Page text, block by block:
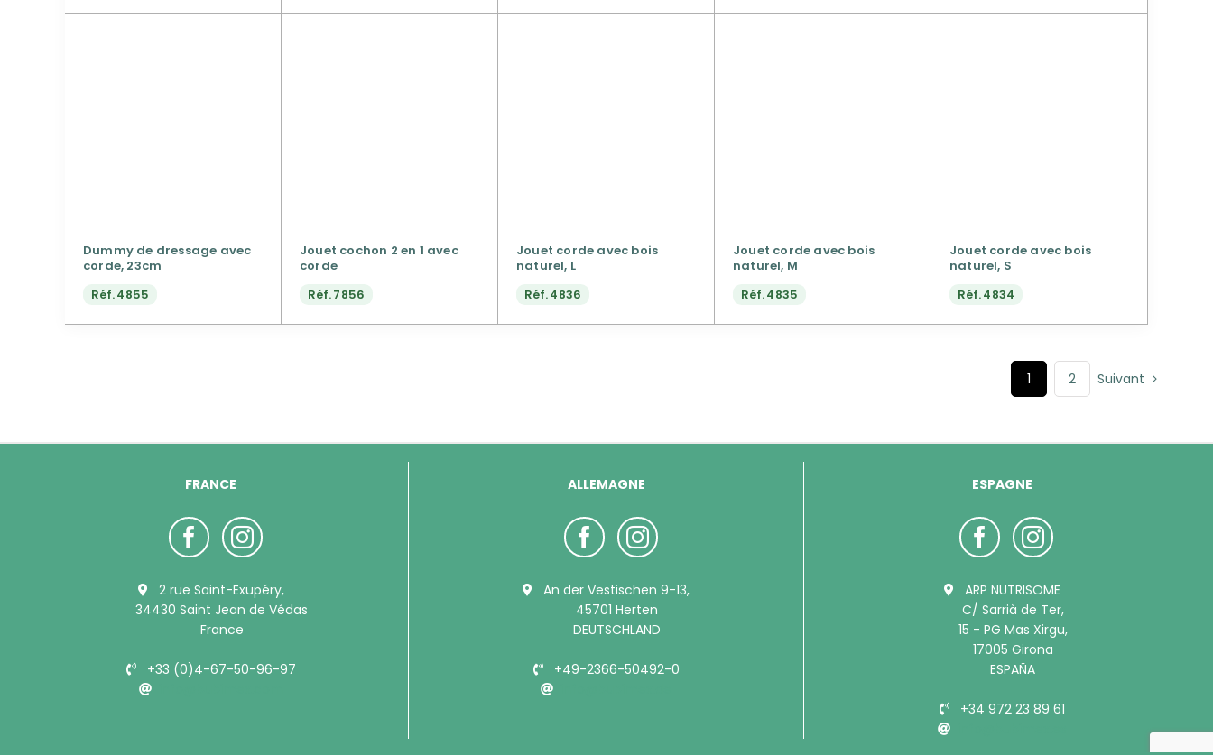
Dummy de dressage avec
corde, 23cm
Réf.4855
Jouet cochon 2 en 1 avec
corde
Réf.7856
Jouet corde avec bois
naturel, L
Réf.4836
Jouet corde avec bois
naturel, M
Réf.4835
Jouet corde avec bois
naturel, S
Réf.4834
1 2 Suivant
FRANCE
2 rue Saint-Exupéry,
34430 Saint Jean de Védas
France
+33 (0)4-67-50-96-97
ALLEMAGNE
An der Vestischen 9-13,
45701 Herten
DEUTSCHLAND
+49-2366-50492-0
ESPAGNE
ARP NUTRISOME
C/ Sarrià de Ter,
15 - PG Mas Xirgu,
17005 Girona
ESPAÑA
+34 972 23 89 61